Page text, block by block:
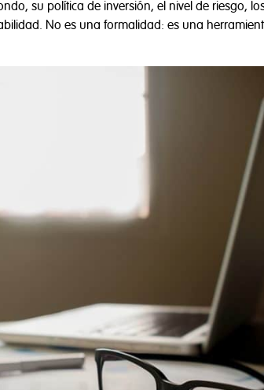
su política de inversión, el nivel de riesgo,
No es una formalidad: es una